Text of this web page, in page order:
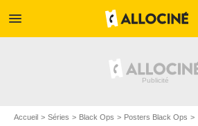
menu
Accueil Séries Black Ops Posters Black Ops